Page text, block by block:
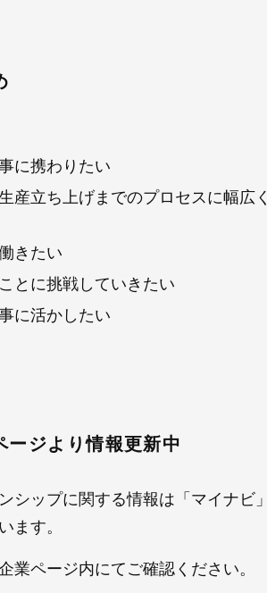
に携わりたい
産立ち上げまでのプロセスに幅広く
きたい
とに挑戦していきたい
に活かしたい
ージより情報更新中
シップに関する情報は「マイナビ」
ます。
業ページ内にてご確認ください。